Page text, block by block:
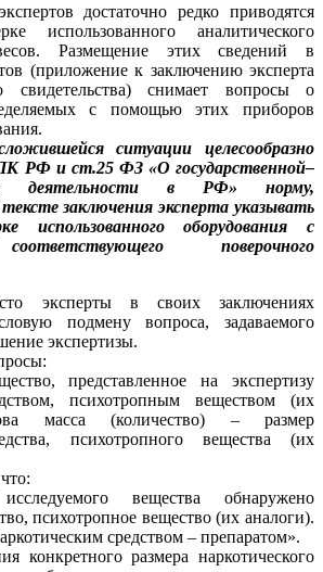
достаточно редко приводятся
использованного аналитического
Размещение этих сведений в
(приложение к заключению эксперта
свидетельства) снимает вопросы о
с помощью этих приборов
ситуации целесообразно
РФ и ст.25 ФЗ «О государственной–
деятельности в РФ» норму,
заключения эксперта указывать
использованного оборудования с
поверочного
эксперты в своих заключениях
подмену вопроса, задаваемого
экспертизы.
представленное на экспертизу
психотропным веществом (их
масса (количество) – размер
психотропного вещества (их
вещества обнаружено
психотропное вещество (их аналоги).
средством – препаратом».
конкретного размера наркотического